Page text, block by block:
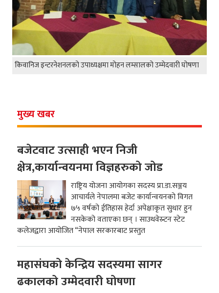
किवानिज इन्टरनेशनलको उपाध्यक्षमा मोहन लम्सालको उम्मेदवारी घोषणा
मुख्य खबर
बजेटवाट उत्साही भएन निजी
क्षेत्र,कार्यान्वयनमा विज्ञहरुको जोड
राष्ट्रिय योजना आयोगका सदस्य प्रा.डा.सञ्जय
आचार्यले नेपालमा बजेट कार्यान्वयनको विगत
७५ वर्षको ईतिहास हेर्दा अपेक्षाकृत सुधार हुन
नसकेको वताएका छन् । साउथवेस्र्टन स्टेट
कलेजद्वारा आयोजित “नेपाल सरकारबाट प्रस्तुत
महासंघको केन्द्रिय सदस्यमा सागर
ढकालको उम्मेदवारी घोषणा